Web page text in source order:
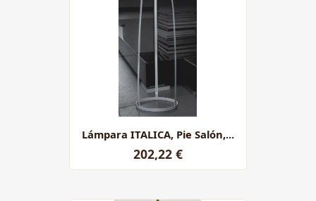
Lámpara ITALICA, Pie Salón,...
202,22 €